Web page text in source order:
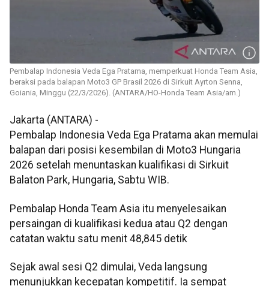
Pembalap Indonesia Veda Ega Pratama, memperkuat Honda Team Asia,
beraksi pada balapan Moto3 GP Brasil 2026 di Sirkuit Ayrton Senna,
Goiania, Minggu (22/3/2026). (ANTARA/HO-Honda Team Asia/am.)
Jakarta (ANTARA) -
Pembalap Indonesia Veda Ega Pratama akan memulai
balapan dari posisi kesembilan di Moto3 Hungaria
2026 setelah menuntaskan kualifikasi di Sirkuit
Balaton Park, Hungaria, Sabtu WIB.
Pembalap Honda Team Asia itu menyelesaikan
persaingan di kualifikasi kedua atau Q2 dengan
catatan waktu satu menit 48,845 detik
Sejak awal sesi Q2 dimulai, Veda langsung
menunjukkan kecepatan kompetitif. Ia sempat